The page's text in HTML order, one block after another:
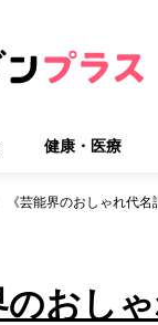
健康・医療
のおし